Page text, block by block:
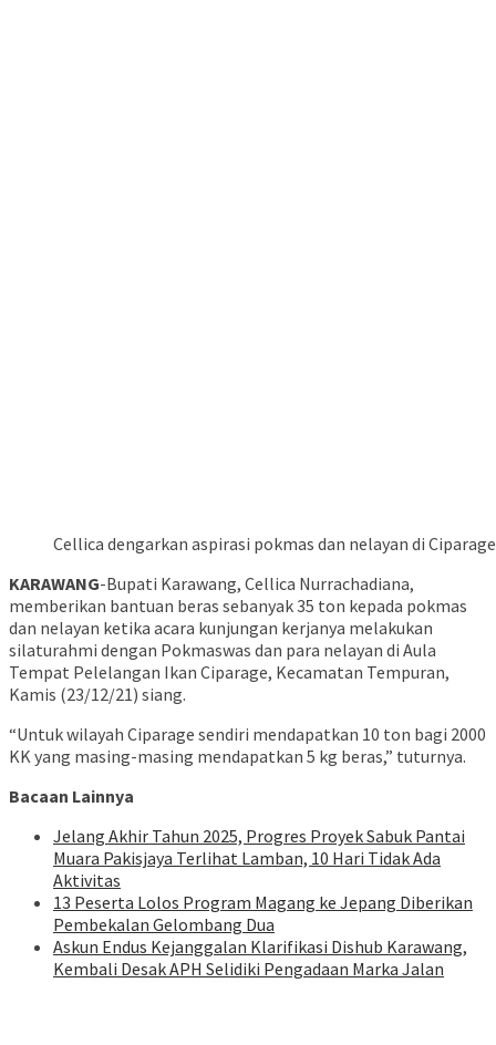
Cellica dengarkan aspirasi pokmas dan nelayan di
KARAWANG-Bupati Karawang, Cellica Nurrachadiana,
memberikan bantuan beras sebanyak 35 ton kepada pokmas
dan nelayan ketika acara kunjungan kerjanya melakukan
silaturahmi dengan Pokmaswas dan para nelayan di Aula
Tempat Pelelangan Ikan Ciparage, Kecamatan Tempuran,
Kamis (23/12/21) siang.
“Untuk wilayah Ciparage sendiri mendapatkan 10 ton bagi 2000
KK yang masing-masing mendapatkan 5 kg beras,” tuturnya.
Bacaan Lainnya
Jelang Akhir Tahun 2025, Progres Proyek Sabuk Pantai
Muara Pakisjaya Terlihat Lamban, 10 Hari Tidak Ada
Aktivitas
13 Peserta Lolos Program Magang ke Jepang Diberikan
Pembekalan Gelombang Dua
Askun Endus Kejanggalan Klarifikasi Dishub Karawang,
Kembali Desak APH Selidiki Pengadaan Marka Jalan